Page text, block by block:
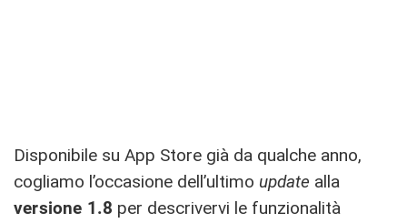
Disponibile su App Store già da qualche anno,
cogliamo l’occasione dell’ultimo update alla
versione 1.8 per descrivervi le funzionalità